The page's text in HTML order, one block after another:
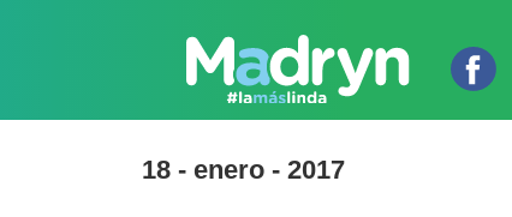
18 - enero - 2017